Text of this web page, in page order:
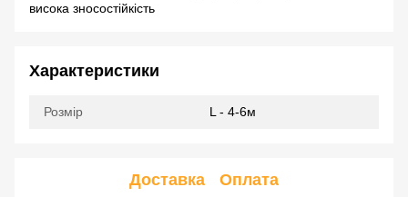
висока зносостійкість
Характеристики
Розмір L - 4-6м
Доставка Оплата